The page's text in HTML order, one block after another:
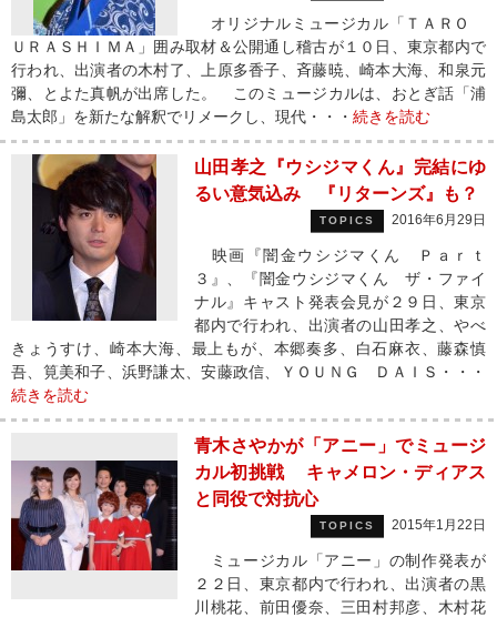
オリジナルミュージカル「ＴＡＲＯ
ＵＲＡＳＨＩＭＡ」囲み取材＆公開通し稽古が１０日、東京都内で
行われ、出演者の木村了、上原多香子、斉藤暁、崎本大海、和泉元
彌、とよた真帆が出席した。 このミュージカルは、おとぎ話「浦
島太郎」を新たな解釈でリメークし、現代・・・ 続きを読む
山田孝之『ウシジマくん』完結にゆ
るい意気込み 『リターンズ』も？
TOPICS 2016年6月29日
映画『闇金ウシジマくん Ｐａｒｔ
３』、『闇金ウシジマくん ザ・ファイ
ナル』キャスト発表会見が２９日、東京
都内で行われ、出演者の山田孝之、やべ
きょうすけ、崎本大海、最上もが、本郷奏多、白石麻衣、藤森慎
吾、筧美和子、浜野謙太、安藤政信、ＹＯＵＮＧ ＤＡＩＳ・・・
続きを読む
青木さやかが「アニー」でミュージ
カル初挑戦 キャメロン・ディアス
と同役で対抗心
TOPICS 2015年1月22日
ミュージカル「アニー」の制作発表が
２２日、東京都内で行われ、出演者の黒
川桃花、前田優奈、三田村邦彦、木村花